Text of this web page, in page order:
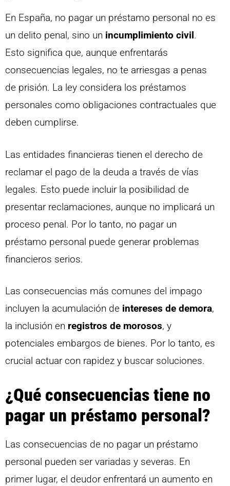
En España, no pagar un préstamo personal no es
un delito penal, sino un incumplimiento civil.
Esto significa que, aunque enfrentarás
consecuencias legales, no te arriesgas a penas
de prisión. La ley considera los préstamos
personales como obligaciones contractuales que
deben cumplirse.
Las entidades financieras tienen el derecho de
reclamar el pago de la deuda a través de vías
legales. Esto puede incluir la posibilidad de
presentar reclamaciones, aunque no implicará un
proceso penal. Por lo tanto, no pagar un
préstamo personal puede generar problemas
financieros serios.
Las consecuencias más comunes del impago
incluyen la acumulación de intereses de demora,
la inclusión en registros de morosos, y
potenciales embargos de bienes. Por lo tanto, es
crucial actuar con rapidez y buscar soluciones.
¿Qué consecuencias tiene no
pagar un préstamo personal?
Las consecuencias de no pagar un préstamo
personal pueden ser variadas y severas. En
primer lugar, el deudor enfrentará un aumento en